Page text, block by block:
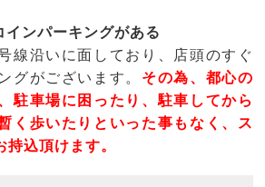
ンパーキングがある
線沿いに面しており、店頭のすぐ
グがございます。 その為、都心の
駐車場に困ったり、駐車してから
く歩いたりといった事もなく、ス
込頂けます。